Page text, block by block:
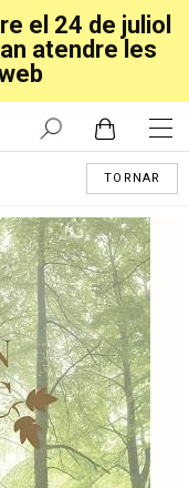
el 24 de juliol
atendre les
TORNAR